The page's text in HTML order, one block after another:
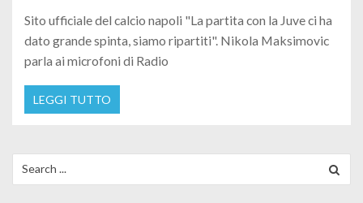
Sito ufficiale del calcio napoli "La partita con la Juve ci ha
dato grande spinta, siamo ripartiti". Nikola Maksimovic
parla ai microfoni di Radio
LEGGI TUTTO